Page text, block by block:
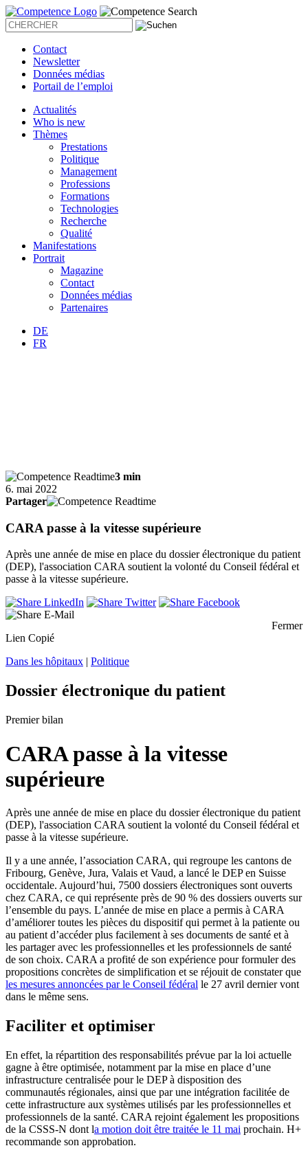
Contact
Newsletter
Données médias
Portail de l’emploi
Actualités
Who is new
Thèmes
Prestations
Politique
Management
Professions
Formations
Technologies
Recherche
Qualité
Manifestations
Portrait
Magazine
Contact
Données médias
Partenaires
DE
FR
3 min
6. mai 2022
Partager
CARA passe à la vitesse supérieure
Après une année de mise en place du dossier électronique du patient
(DEP), l'association CARA soutient la volonté du Conseil fédéral et
passe à la vitesse supérieure.
Lien Copié
Fermer
Dans les hôpitaux | Politique
Dossier électronique du patient
Premier bilan
CARA passe à la vitesse
supérieure
Après une année de mise en place du dossier électronique du patient
(DEP), l'association CARA soutient la volonté du Conseil fédéral et
passe à la vitesse supérieure.
Il y a une année, l’association CARA, qui regroupe les cantons de
Fribourg, Genève, Jura, Valais et Vaud, a lancé le DEP en Suisse
occidentale. Aujourd’hui, 7500 dossiers électroniques sont ouverts
chez CARA, ce qui représente près de 90 % des dossiers ouverts sur
l’ensemble du pays. L’année de mise en place a permis à CARA
d’améliorer toutes les pièces du dispositif qui permet à la patiente ou
au patient d’accéder plus facilement à ses documents de santé et à
les partager avec les professionnelles et les professionnels de santé
de son choix. CARA a profité de son expérience pour formuler des
propositions concrètes de simplification et se réjouit de constater que
les mesures annoncées par le Conseil fédéral le 27 avril dernier vont
dans le même sens.
Faciliter et optimiser
En effet, la répartition des responsabilités prévue par la loi actuelle
gagne à être optimisée, notamment par la mise en place d’une
infrastructure centralisée pour le DEP à disposition des
communautés régionales, ainsi que par une intégration facilitée de
cette infrastructure aux systèmes utilisés par les professionnelles et
professionnels de la santé. CARA rejoint également les propositions
de la CSSS-N dont la motion doit être traitée le 11 mai prochain. H+
recommande son approbation.